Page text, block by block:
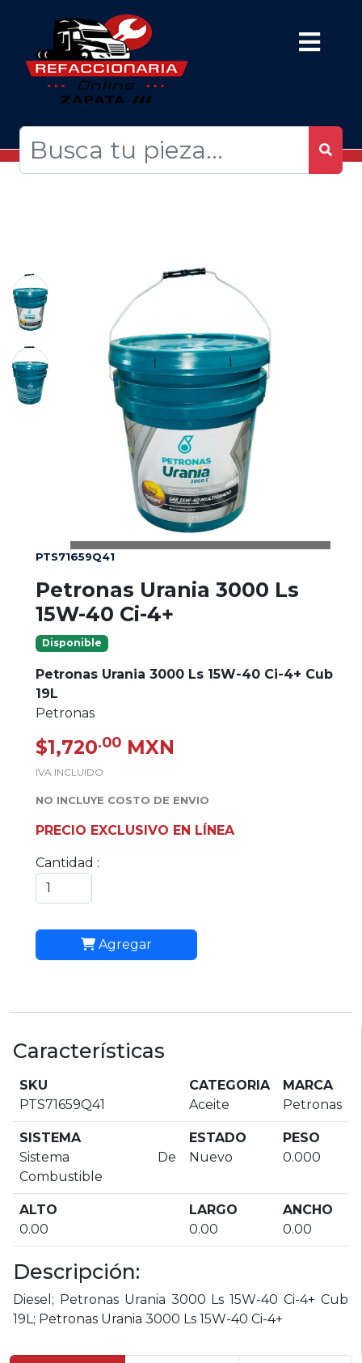
PTS71659Q41
Petronas Urania 3000 Ls
15W-40 Ci-4+
Disponible
Petronas Urania 3000 Ls 15W-40 Ci-4+ Cub
19L
Petronas
$1,720.00 MXN
IVA INCLUIDO
NO INCLUYE COSTO DE ENVIO
PRECIO EXCLUSIVO EN LÍNEA
Cantidad :
Agregar
Características
SKU
PTS71659Q41
CATEGORIA
Aceite
MARCA
Petronas
SISTEMA
Sistema De
Combustible
ESTADO
Nuevo
PESO
0.000
ALTO
0.00
LARGO
0.00
ANCHO
0.00
Descripción:
Diesel; Petronas Urania 3000 Ls 15W-40 Ci-4+ Cub
19L; Petronas Urania 3000 Ls 15W-40 Ci-4+